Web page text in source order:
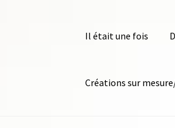
Il était une fois
Créations sur